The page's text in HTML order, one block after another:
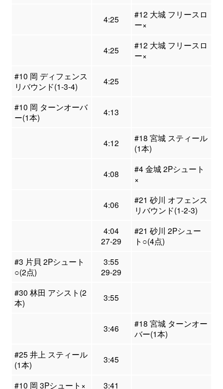
4:25
#12 大城 フリースロ
ー×
4:25
#12 大城 フリースロ
ー×
#10 岡 ディフェンス
リバウンド(1-3-4)
4:25
#10 岡 ターンオーバ
ー(1本)
4:13
4:12
#18 宮城 スティール
(1本)
4:08
#4 金城 2Pシュート
×
4:06
#21 砂川 オフェンス
リバウンド(1-2-3)
4:04
27-29
#21 砂川 2Pシュー
ト○(4点)
#3 片貝 2Pシュート
○(2点)
3:55
29-29
#30 林田 アシスト(2
本)
3:55
3:46
#18 宮城 ターンオー
バー(1本)
#25 井上 スティール
(1本)
3:45
#10 岡 3Pシュート× 3:41